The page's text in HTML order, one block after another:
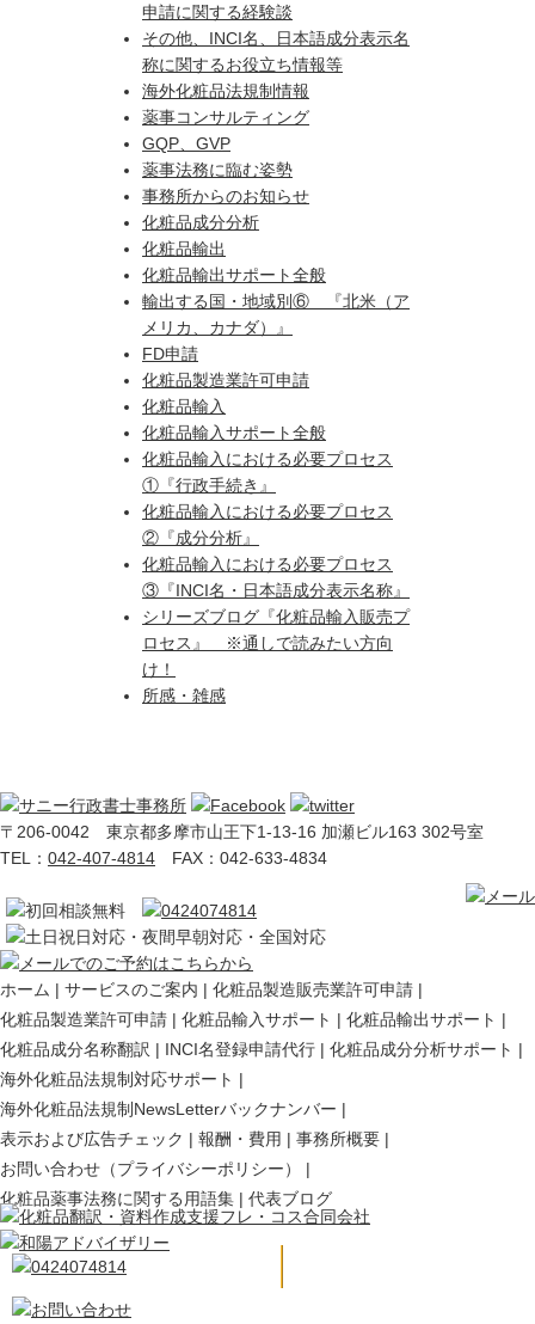
申請に関する経験談
その他、INCI名、日本語成分表示名
称に関するお役立ち情報等
海外化粧品法規制情報
薬事コンサルティング
GQP、GVP
薬事法務に臨む姿勢
事務所からのお知らせ
化粧品成分分析
化粧品輸出
化粧品輸出サポート全般
輸出する国・地域別⑥ 『北米（ア
メリカ、カナダ）』
FD申請
化粧品製造業許可申請
化粧品輸入
化粧品輸入サポート全般
化粧品輸入における必要プロセス
①『行政手続き』
化粧品輸入における必要プロセス
②『成分分析』
化粧品輸入における必要プロセス
③『INCI名・日本語成分表示名称』
シリーズブログ『化粧品輸入販売プ
ロセス』 ※通しで読みたい方向
け！
所感・雑感
〒206-0042 東京都多摩市山王下1-13-16 加瀬ビル163 302号室
TEL： 042-407-4814 FAX：042-633-4834
ホーム サービスのご案内
化粧品製造販売業許可申請
化粧品製造業許可申請
化粧品輸入サポート
化粧品輸出サポート
化粧品成分名称翻訳
INCI名登録申請代行
化粧品成分分析サポート
海外化粧品法規制対応サポート
海外化粧品法規制NewsLetterバックナンバー
表示および広告チェック
報酬・費用
事務所概要
お問い合わせ（プライバシーポリシー）
化粧品薬事法務に関する用語集
代表ブログ